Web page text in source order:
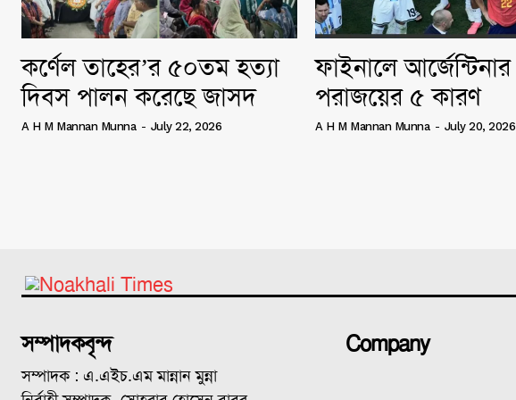
কর্ণেল তাহের’র ৫০তম হত্যা
দিবস পালন করেছে জাসদ
A H M Mannan Munna - July 22, 2026
ফাইনালে আর্জেন্টিনার
পরাজয়ের ৫ কারণ
A H M Mannan Munna - July 20, 2026
সম্পাদকবৃন্দ
সম্পাদক : এ.এইচ.এম মান্নান মুন্না
Company